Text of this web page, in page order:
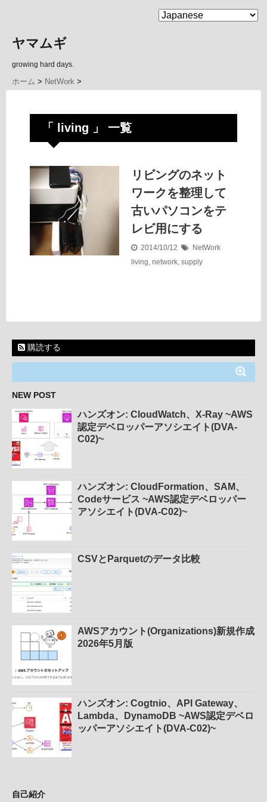
MENU
ヤマムギ
growing hard days.
ホーム > NetWork >
「 living 」 一覧
リビングのネット
ワークを整理して
古いパソコンをテ
レビ用にする
2014/10/12
NetWork
living, network, supply
購読する
NEW POST
ハンズオン: CloudWatch、X-Ray ~AWS
認定デベロッパーアソシエイト(DVA-
C02)~
ハンズオン: CloudFormation、SAM、
Codeサービス ~AWS認定デベロッパー
アソシエイト(DVA-C02)~
CSVとParquetのデータ比較
AWSアカウント(Organizations)新規作成
2026年5月版
ハンズオン: Cogtnio、API Gateway、
Lambda、DynamoDB ~AWS認定デベロ
ッパーアソシエイト(DVA-C02)~
自己紹介